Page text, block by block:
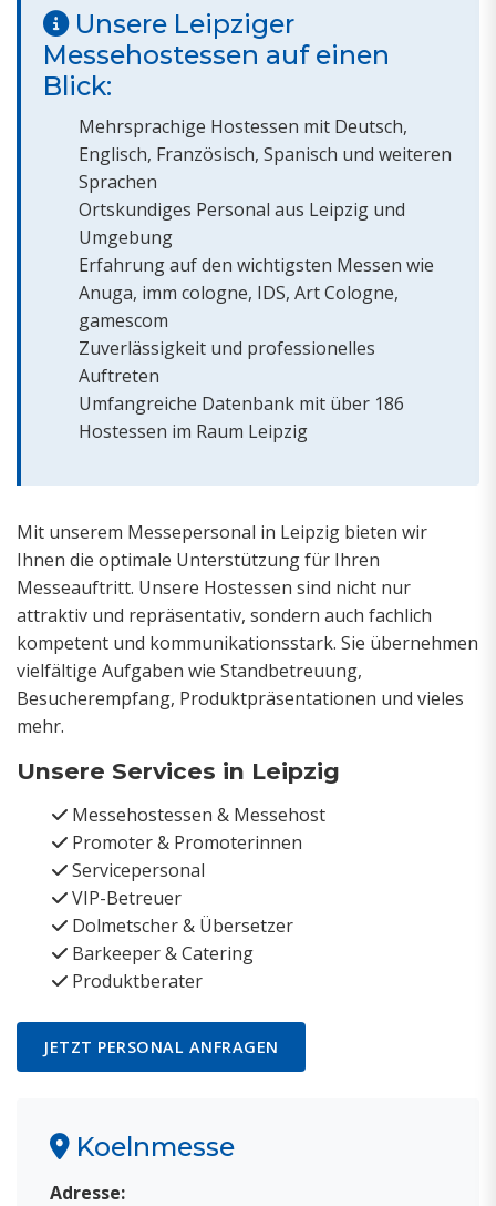
Unsere Leipziger
Messehostessen auf einen
Blick:
Mehrsprachige Hostessen mit Deutsch,
Englisch, Französisch, Spanisch und weiteren
Sprachen
Ortskundiges Personal aus Leipzig und
Umgebung
Erfahrung auf den wichtigsten Messen wie
Anuga, imm cologne, IDS, Art Cologne,
gamescom
Zuverlässigkeit und professionelles
Auftreten
Umfangreiche Datenbank mit über 186
Hostessen im Raum Leipzig
Mit unserem Messepersonal in Leipzig bieten wir
Ihnen die optimale Unterstützung für Ihren
Messeauftritt. Unsere Hostessen sind nicht nur
attraktiv und repräsentativ, sondern auch fachlich
kompetent und kommunikationsstark. Sie übernehmen
vielfältige Aufgaben wie Standbetreuung,
Besucherempfang, Produktpräsentationen und vieles
mehr.
Unsere Services in Leipzig
Messehostessen & Messehost
Promoter & Promoterinnen
Servicepersonal
VIP-Betreuer
Dolmetscher & Übersetzer
Barkeeper & Catering
Produktberater
JETZT PERSONAL ANFRAGEN
Koelnmesse
Adresse: